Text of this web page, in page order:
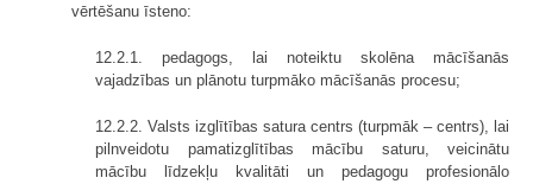
vērtēšanu īsteno:
12.2.1. pedagogs, lai noteiktu skolēna mācīšanās
vajadzības un plānotu turpmāko mācīšanās procesu;
12.2.2. Valsts izglītības satura centrs (turpmāk – centrs), lai
pilnveidotu pamatizglītības mācību saturu, veicinātu
mācību līdzekļu kvalitāti un pedagogu profesionālo